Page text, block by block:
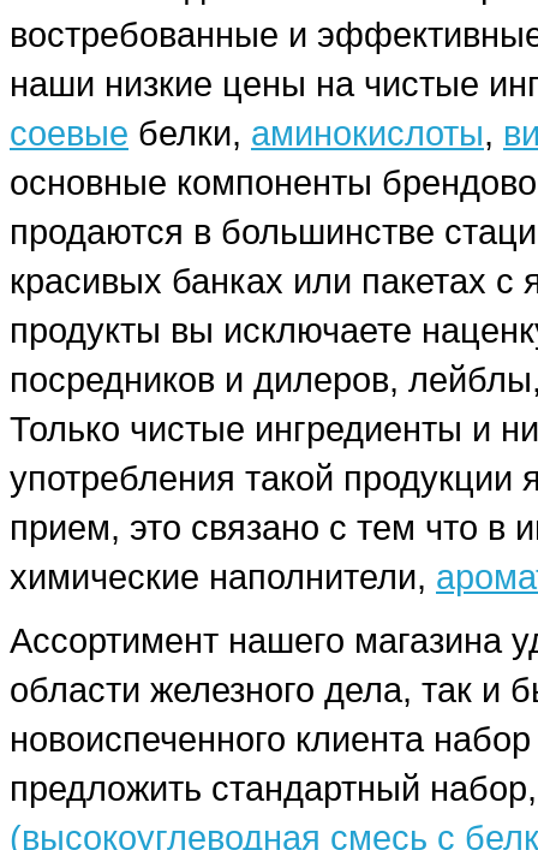
востребованные и
наши низкие цены на чистые
соевые белки, аминокислоты,
основные компоненты
продаются в большинстве
красивых банках или пакетах
продукты вы исключаете
посредников и дилеров,
Только чистые ингредиенты и
употребления такой продукции
прием, это связано с тем что в
химические наполнители,
Ассортимент нашего магазина
области железного дела, так и
новоиспеченного клиента
предложить стандартный
(высокоуглеводная смесь с